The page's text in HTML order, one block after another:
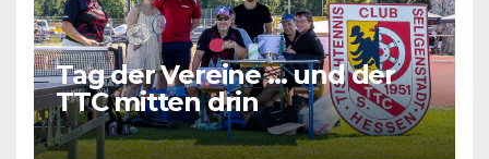
Tag der Vereine … und der
TTC mitten drin